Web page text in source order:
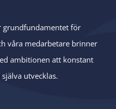
grundfundamentet för
våra medarbetare brinner
ambitionen att konstant
utvecklas.